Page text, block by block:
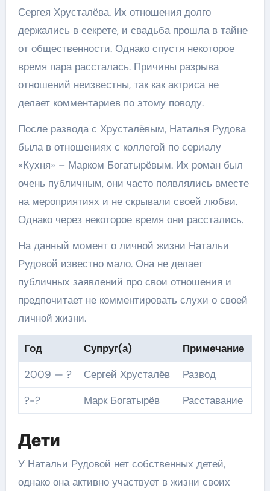
Сергея Хрусталёва. Их отношения долго
держались в секрете, и свадьба прошла в тайне
от общественности. Однако спустя некоторое
время пара рассталась. Причины разрыва
отношений неизвестны, так как актриса не
делает комментариев по этому поводу.
После развода с Хрусталёвым, Наталья Рудова
была в отношениях с коллегой по сериалу
«Кухня» – Марком Богатырёвым. Их роман был
очень публичным, они часто появлялись вместе
на мероприятиях и не скрывали своей любви.
Однако через некоторое время они расстались.
На данный момент о личной жизни Натальи
Рудовой известно мало. Она не делает
публичных заявлений про свои отношения и
предпочитает не комментировать слухи о своей
личной жизни.
Год Супруг(а)
Примечание
2009 — ?
Сергей Хрусталёв
Развод
?-?
Марк Богатырёв Расставание
Дети
У Натальи Рудовой нет собственных детей,
однако она активно участвует в жизни своих